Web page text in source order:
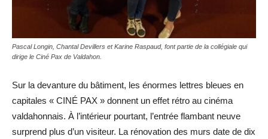
Pascal Longin, Chantal Devillers et Karine Raspaud, font partie de la collégiale qui
dirige le Ciné Pax de Valdahon.
Sur la devanture du bâtiment, les énormes lettres bleues en
capitales « CINÉ PAX » donnent un effet rétro au cinéma
valdahonnais. À l’intérieur pourtant, l’entrée flambant neuve
surprend plus d’un visiteur. La rénovation des murs date de dix